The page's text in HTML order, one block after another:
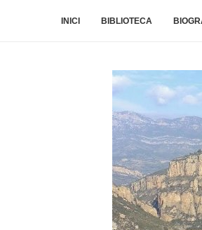
INICI BIBLIOTECA